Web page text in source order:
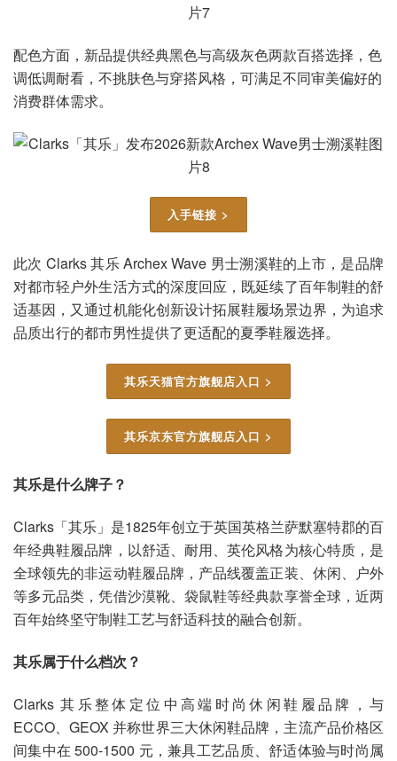
配色方面，新品提供经典黑色与高级灰色两款百搭选择，色
调低调耐看，不挑肤色与穿搭风格，可满足不同审美偏好的
消费群体需求。
入手链接 >
此次 Clarks 其乐 Archex Wave 男士溯溪鞋的上市，是品牌
对都市轻户外生活方式的深度回应，既延续了百年制鞋的舒
适基因，又通过机能化创新设计拓展鞋履场景边界，为追求
品质出行的都市男性提供了更适配的夏季鞋履选择。
其乐天猫官方旗舰店入口 >
其乐京东官方旗舰店入口 >
其乐是什么牌子？
Clarks「其乐」是1825年创立于英国英格兰萨默塞特郡的百
年经典鞋履品牌，以舒适、耐用、英伦风格为核心特质，是
全球领先的非运动鞋履品牌，产品线覆盖正装、休闲、户外
等多元品类，凭借沙漠靴、袋鼠鞋等经典款享誉全球，近两
百年始终坚守制鞋工艺与舒适科技的融合创新。
其乐属于什么档次？
Clarks 其乐整体定位中高端时尚休闲鞋履品牌，与
ECCO、GEOX 并称世界三大休闲鞋品牌，主流产品价格区
间集中在 500-1500 元，兼具工艺品质、舒适体验与时尚属